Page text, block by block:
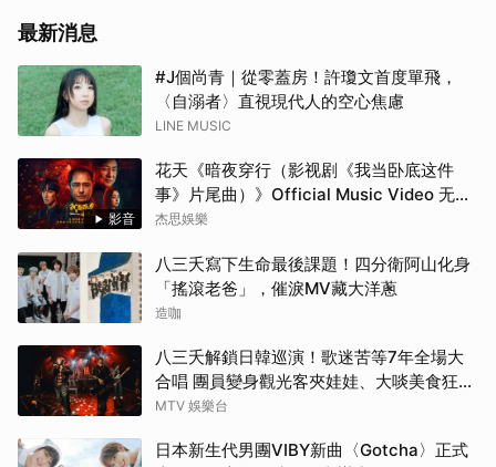
最新消息
#J個尚青｜從零蓋房！許瓊文首度單飛，
〈自溺者〉直視現代人的空心焦慮
LINE MUSIC
影音
花天《暗夜穿行（影视剧《我当卧底这件
事》片尾曲）》Official Music Video 无字
版
杰思娛樂
八三夭寫下生命最後課題！四分衛阿山化身
「搖滾老爸」，催淚MV藏大洋蔥
造咖
八三夭解鎖日韓巡演！歌迷苦等7年全場大
合唱 團員變身觀光客夾娃娃、大啖美食狂踩
點
MTV 娛樂台
日本新生代男團VIBY新曲〈Gotcha〉正式